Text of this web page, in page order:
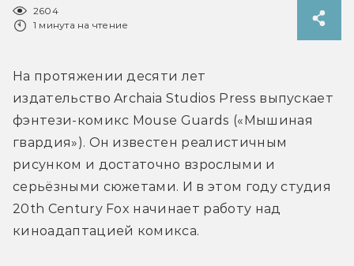
2604
1 минута на чтение
На протяжении десяти лет
издательство Archaia Studios Press выпускает
фэнтези-комикс Mouse Guards («Мышиная
гвардия»). Он известен реалистичным
рисунком и достаточно взрослыми и
серьёзными сюжетами. И в этом году студия
20th Century Fox начинает работу над
киноадаптацией комикса.